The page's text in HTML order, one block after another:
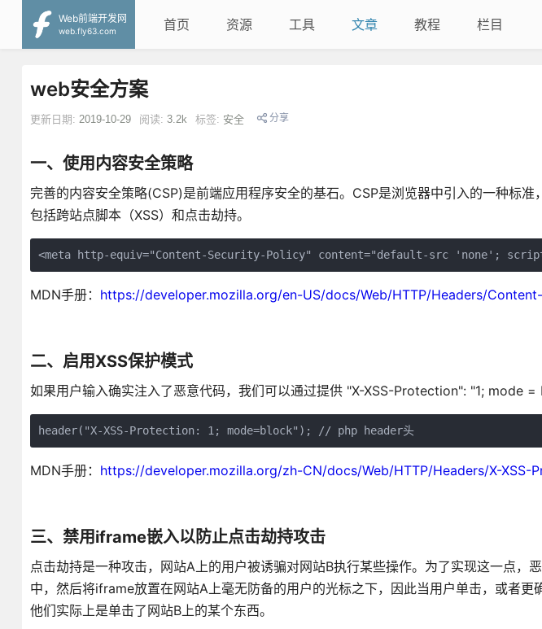
Web前端开发网
web.fly63.com
首页 资源 工具 文章 教程 栏目
web安全方案
更新日期: 2019-10-29 阅读: 3.2k 标签: 安全 分享
一、使用内容安全策略
完善的内容安全策略(CSP)是前端应用程序安全的基石。CSP是浏览器中引入的一种标准
包括跨站点脚本（XSS）和点击劫持。
<meta http-equiv="Content-Security-Policy" content="default-src
MDN手册： https://developer.mozilla.org/en-US/docs/Web/HTTP/Headers/
二、启用XSS保护模式
如果用户输入确实注入了恶意代码，我们可以通过提供 "X-XSS-Protection": "1; mode =
header("X-XSS-Protection: 1; mode=block"); // php header头
MDN手册： https://developer.mozilla.org/zh-CN/docs/Web/HTTP/Headers/X-XSS-
三、禁用iframe嵌入以防止点击劫持攻击
点击劫持是一种攻击，网站A上的用户被诱骗对网站B执行某些操作。为了实现这一点，
中，然后将iframe放置在网站A上毫无防备的用户的光标之下，因此当用户单击，或者更
他们实际上是单击了网站B上的某个东西。